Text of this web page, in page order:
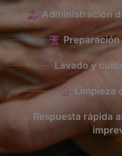
Administración
Lavado y
Limpieza
Respuesta rápida